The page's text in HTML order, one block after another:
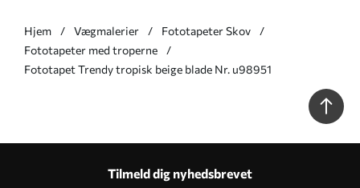
Hjem Vægmalerier
Fototapeter Skov
Fototapeter med troperne
Fototapet Trendy tropisk beige blade Nr. u98951
Tilmeld dig nyhedsbrevet